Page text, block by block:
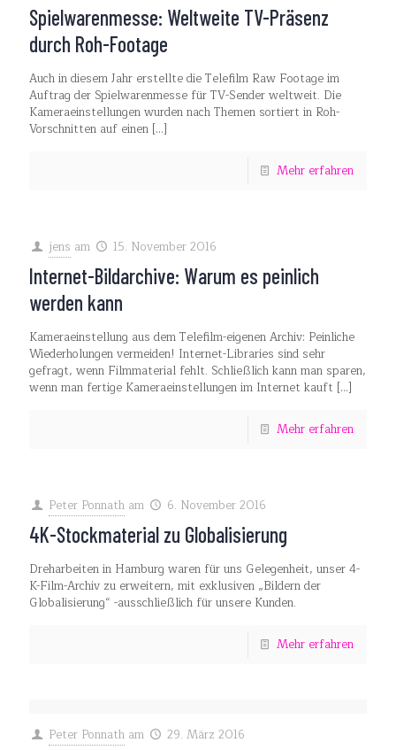
Spielwarenmesse: Weltweite TV-Präsenz
durch Roh-Footage
Auch in diesem Jahr erstellte die Telefilm Raw Footage im
Auftrag der Spielwarenmesse für TV-Sender weltweit. Die
Kameraeinstellungen wurden nach Themen sortiert in Roh-
Vorschnitten auf einen […]
Mehr erfahren
jens am 15. November 2016
Internet-Bildarchive: Warum es peinlich
werden kann
Kameraeinstellung aus dem Telefilm-eigenen Archiv: Peinliche
Wiederholungen vermeiden! Internet-Libraries sind sehr
gefragt, wenn Filmmaterial fehlt. Schließlich kann man sparen,
wenn man fertige Kameraeinstellungen im Internet kauft […]
Mehr erfahren
Peter Ponnath am 6. November 2016
4K-Stockmaterial zu Globalisierung
Dreharbeiten in Hamburg waren für uns Gelegenheit, unser 4-
K-Film-Archiv zu erweitern, mit exklusiven „Bildern der
Globalisierung“ -ausschließlich für unsere Kunden.
Mehr erfahren
Peter Ponnath am 29. März 2016